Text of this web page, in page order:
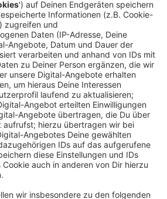
Haupthaus der Sparkasse